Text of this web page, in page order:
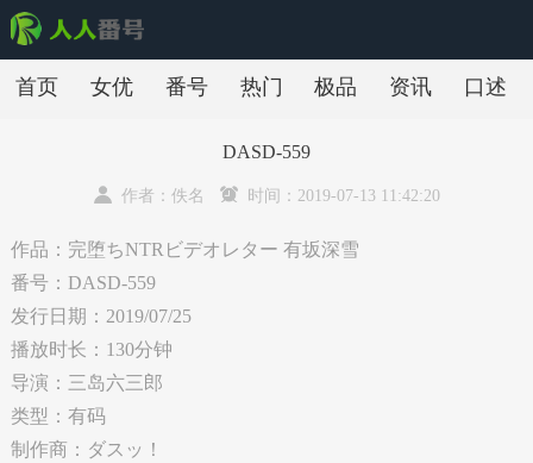
首页 女优 番号 热门 极品 资讯 口述
DASD-559
作者：佚名 时间：2019-07-13 11:42:20
作品：完堕ちNTRビデオレター 有坂深雪
番号：DASD-559
发行日期：2019/07/25
播放时长：130分钟
导演：三岛六三郎
类型：有码
制作商：ダスッ！